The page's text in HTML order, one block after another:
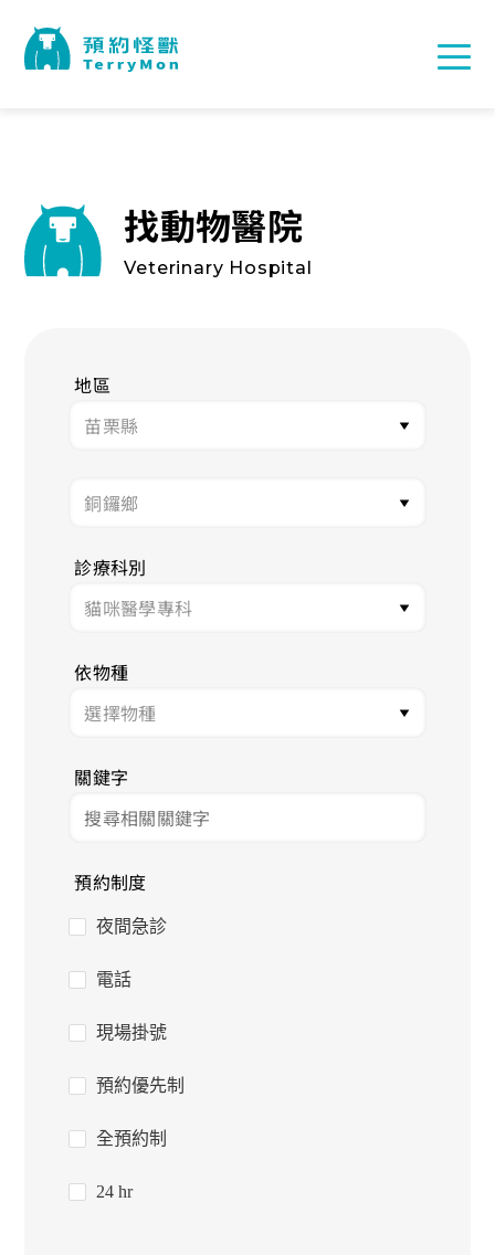
找動物醫院
Veterinary Hospital
地區
診療科別
依物種
關鍵字
預約制度
夜間急診
電話
現場掛號
預約優先制
全預約制
24 hr